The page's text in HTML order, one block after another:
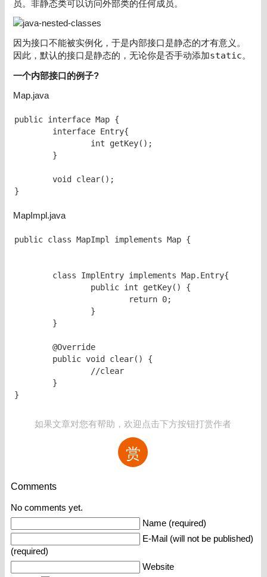
员。非静态类可以访问外部类的任何成员。
因为接口不能被实例化，于是内部接口是静态的才有意义。
因此，默认的接口是静态的，无论你是否手动添加static。
一个内部接口的例子?
Map.java
public interface Map {
}
MapImpl.java
public class MapImpl implements Map {
}
如果文章对您有帮助，欢迎点击下方按钮打赏作者
赏
Comments
No comments yet.
Name (required)
E-Mail (will not be published)
(required)
Website